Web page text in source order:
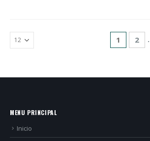
1 2
MENU PRINCIPAL
Inicio